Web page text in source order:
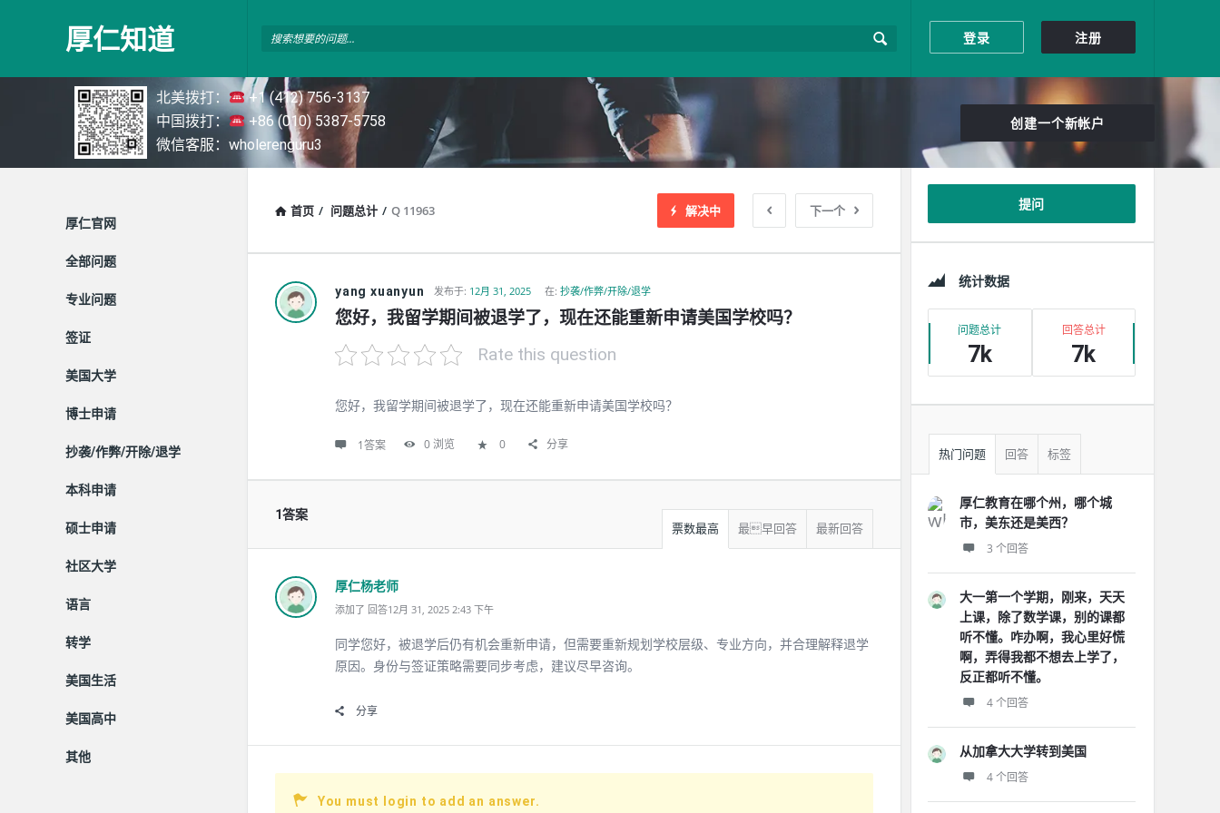
登录 注册
仁
知
道
厚仁知道
北美拨打：
+1 (412) 756-3137
中国拨打：
+86 (010) 5387-5758
微信客服：wholerenguru3
创建一个新帐户
首页 / 问题总计 / Q 11963 下一个
解决中
yang xuanyun 发布于: 12月 31, 2025 在: 抄袭/作弊/开除/退学
您好，我留学期间被退学了，现在还能重新申请美国学校吗？
Rate this question
您好，我留学期间被退学了，现在还能重新申请美国学校吗？
1答案 0浏览 0 分享
1答案
票数最高 最早回答 最新回答
厚仁杨老师
添加了 回答12月 31, 2025 2:43 下午
同学您好，被退学后仍有机会重新申请，但需要重新规划学校层级、专业方向，并合理解释退学
原因。身份与签证策略需要同步考虑，建议尽早咨询。
分享
You must login to add an answer.
提问
统计数据
问题总计
7k
回答总计
7k
热门问题 回答 标签
厚仁教育在哪个州，哪个城
市，美东还是美西？
3 个回答
大一第一个学期，刚来，天天
上课，除了数学课，别的课都
听不懂。咋办啊，我心里好慌
啊，弄得我都不想去上学了，
反正都听不懂。
4 个回答
从加拿大大学转到美国
4 个回答
探
索
厚仁官网
全部问题
专业问题
签证
美国大学
博士申请
抄袭/作弊/开除/退学
本科申请
硕士申请
社区大学
语言
转学
美国生活
美国高中
其他